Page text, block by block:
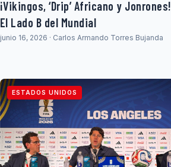
¡Vikingos, ‘Drip’ Africano y Jonrones!
El Lado B del Mundial
junio 16, 2026 · Carlos Armando Torres Bujanda
ESTADOS UNIDOS